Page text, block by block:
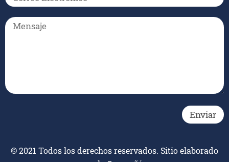
© 2021 Todos los derechos reservados. Sitio elaborado